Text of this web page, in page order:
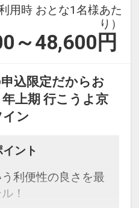
用時 おとな1名様あた
り）
～48,600 円
申込限定だからお
上期 行こうよ京
ン
ント
利便性の良さを最
！